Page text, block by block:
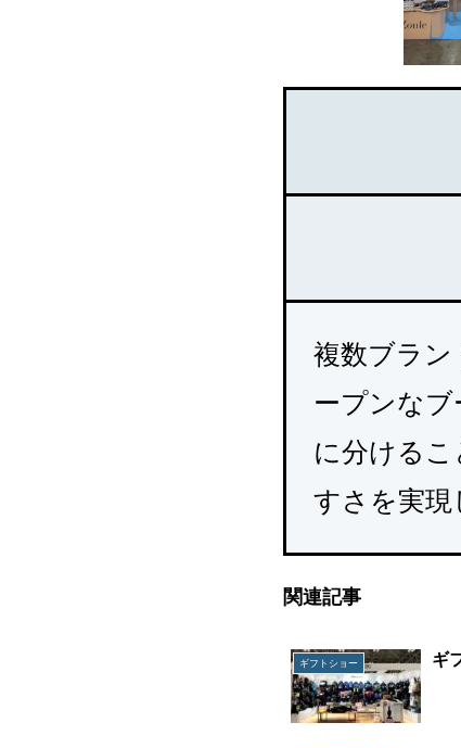
複数ブラン
ープンな
に分ける
すさを実現
関連記事
ギフトショー ギ